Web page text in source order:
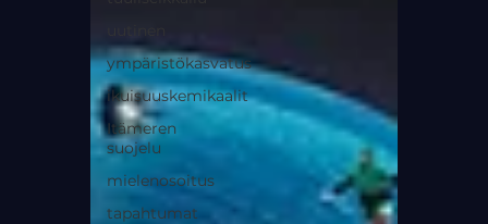
ympäristökasvatus
ikuisuuskemikaalit
Itämeren
suojelu
mielenosoitus
tapahtumat